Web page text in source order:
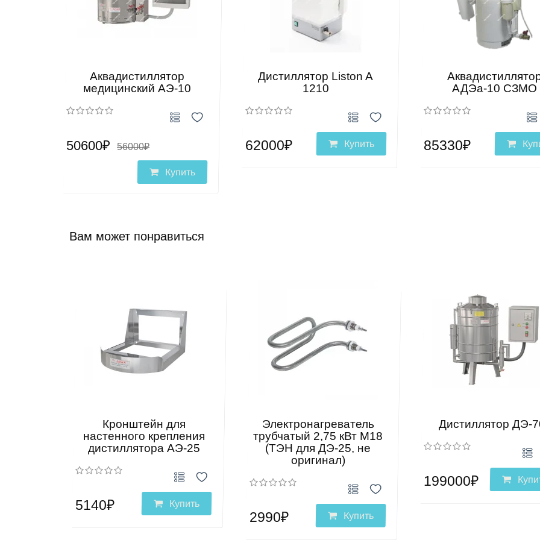
Аквадистиллятор
медицинский АЭ-10
50600₽ 56000₽
Купить
Дистиллятор Liston A
1210
62000₽ Купить
АДЭа-10 СЗМО
85330₽
Вам может понравиться
Кронштейн для
настенного крепления
дистиллятора АЭ-25
5140₽ Купить
Электронагреватель
трубчатый 2,75 кВт М18
(ТЭН для ДЭ-25, не
оригинал)
2990₽ Купить
Дистиллятор ДЭ-
199000₽